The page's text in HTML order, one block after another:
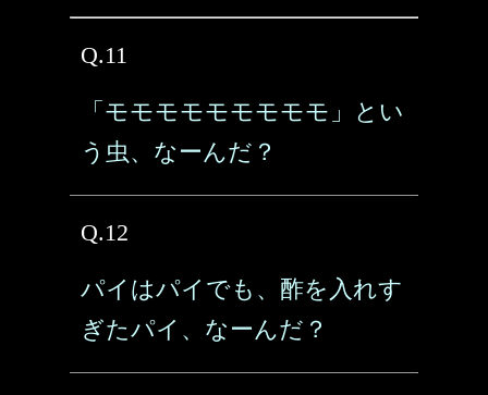
Q.11
「モモモモモモモモモ」とい
う虫、なーんだ？
Q.12
パイはパイでも、酢を入れす
ぎたパイ、なーんだ？